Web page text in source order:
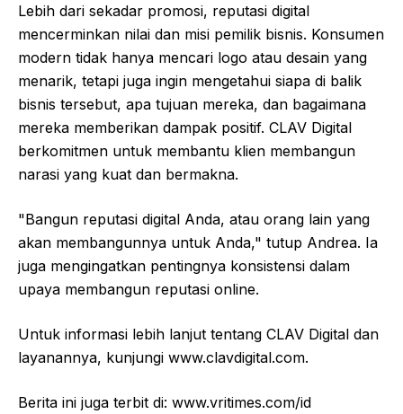
Lebih dari sekadar promosi, reputasi digital
mencerminkan nilai dan misi pemilik bisnis. Konsumen
modern tidak hanya mencari logo atau desain yang
menarik, tetapi juga ingin mengetahui siapa di balik
bisnis tersebut, apa tujuan mereka, dan bagaimana
mereka memberikan dampak positif. CLAV Digital
berkomitmen untuk membantu klien membangun
narasi yang kuat dan bermakna.
"Bangun reputasi digital Anda, atau orang lain yang
akan membangunnya untuk Anda," tutup Andrea. Ia
juga mengingatkan pentingnya konsistensi dalam
upaya membangun reputasi online.
Untuk informasi lebih lanjut tentang CLAV Digital dan
layanannya, kunjungi www.clavdigital.com.
Berita ini juga terbit di: www.vritimes.com/id